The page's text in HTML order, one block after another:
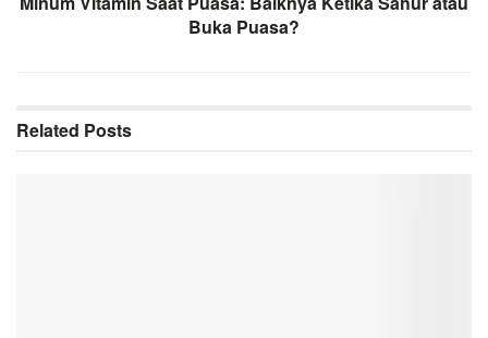
Buka Puasa?
Related Posts